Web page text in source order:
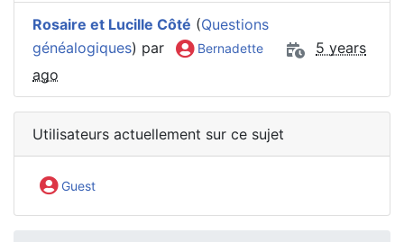
Rosaire et Lucille Côté (Questions
généalogiques) par Bernadette
5 years
ago
Utilisateurs actuellement sur ce sujet
Guest